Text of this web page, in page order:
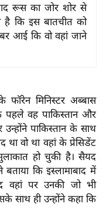
रूस का जोर शोर से
है कि इस बातचीत को
आई कि वो वहां जाने
फॉरेन मिनिस्टर अब्बास
वह पाकिस्तान और
पाकिस्तान के साथ
वो था वहां के प्रेसिडेंट
हो चुकी है। सैयद
कि इस्लामाबाद में
वहां पर उनकी जो भी
साथ ही उन्होंने कहा कि